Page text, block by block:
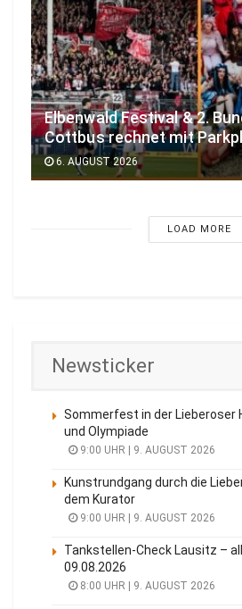
Elbenwald Festival & 2.
Cottbus rechnet mit
6. AUGUST 2026
LOAD MORE
Newsticker
Sommerfest in der Lieberoser
und Olympiade
9:00 UHR | 9. AUGUST 2026
Kunstrundgang durch die
dem Kurator
9:00 UHR | 9. AUGUST 2026
Tankstellen-Check Lausitz –
09.08.2026
8:00 UHR | 9. AUGUST 2026